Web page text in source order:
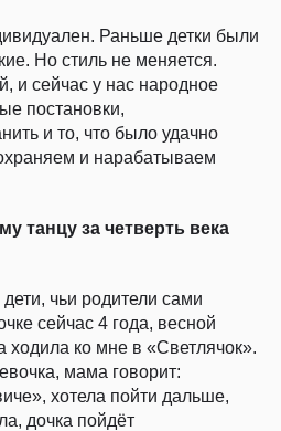
Раньше детки были
Но стиль не меняется.
и сейчас у нас народное
постановки,
и то, что было удачно
и нарабатываем
танцу за четверть века
чьи родители сами
сейчас 4 года, весной
ходила ко мне в «Светлячок».
мама говорит:
хотела пойти дальше,
дочка пойдёт